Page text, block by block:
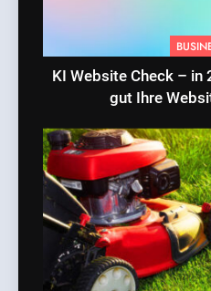
KI Website Check – in
gut Ihre